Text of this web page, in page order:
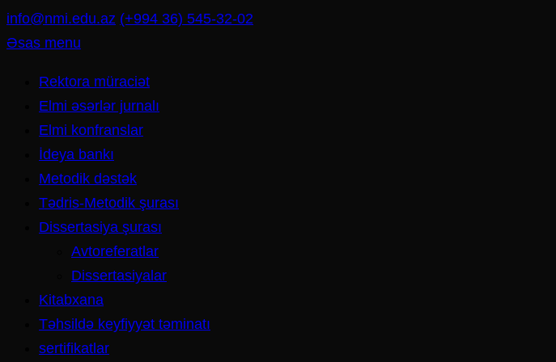
İçeriğe
atla
tuşuna
basın)
info@nmi.edu.az (+994 36) 545-32-02
Əsas menu
Rektora müraciət
Elmi əsərlər jurnalı
Elmi konfranslar
İdeya bankı
Metodik dəstək
Tədris-Metodik şurası
Dissertasiya şurası
Avtoreferatlar
Dissertasiyalar
Kitabxana
Təhsildə keyfiyyət təminatı
sertifikatlar